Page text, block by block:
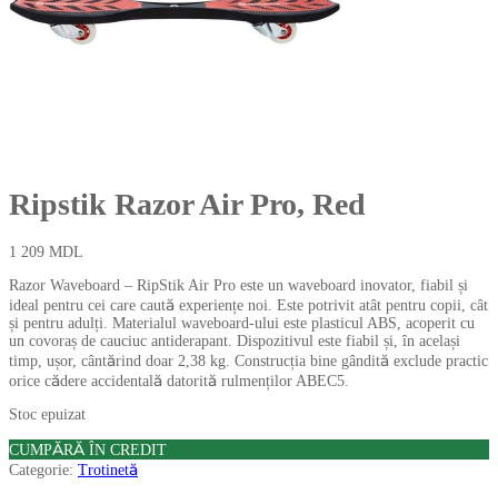
Ripstik Razor Air Pro, Red
1 209 MDL
Razor Waveboard – RipStik Air Pro este un waveboard inovator, fiabil și
ideal pentru cei care caută experiențe noi. Este potrivit atât pentru copii, cât
și pentru adulți. Materialul waveboard-ului este plasticul ABS, acoperit cu
un covoraș de cauciuc antiderapant. Dispozitivul este fiabil și, în același
timp, ușor, cântărind doar 2,38 kg. Construcția bine gândită exclude practic
orice cădere accidentală datorită rulmenților ABEC5.
Stoc epuizat
CUMPĂRĂ ÎN CREDIT
Categorie: Trotinetă